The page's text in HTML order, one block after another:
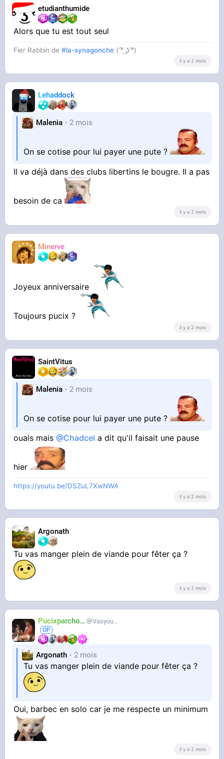
etudianthumide
Alors que tu est tout seul
Fier Rabbin de#la-synagonche ( ͡° ͜ʖ ͡°)
il y a 2 mois
Lehaddock
Malenia 2 mois
On se cotise pour lui payer une pute ?
Il va déjà dans des clubs libertins le bougre. Il a pas
besoin de ca
il y a 2 mois
Minerve
Joyeux anniversaire
Toujours pucix ?
il y a 2 mois
SaintVitus
Malenia 2 mois
On se cotise pour lui payer une pute ?
ouais mais@Chadcel a dit qu'il faisait une pause
hier
https://youtu.be/DSZuL7XwNWA
il y a 2 mois
Argonath
Tu vas manger plein de viande pour fêter ça ?
il y a 2 mois
Pucixparchoix Vasyouioui_
Argonath 2 mois
Tu vas manger plein de viande pour fêter ça ?
Oui, barbec en solo car je me respecte un minimum
il y a 2 mois